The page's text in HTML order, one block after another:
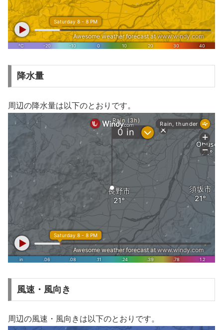
降水量
周辺の降水量は以下のとおりです。
風速・風向き
周辺の風速・風向きは以下のとおりです。